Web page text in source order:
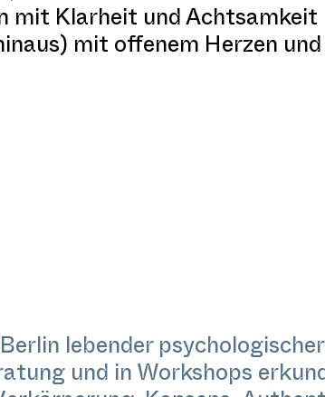
mit Klarheit und Achtsamkeit
mit offenem Herzen
lebender psychologischer
und in Workshops